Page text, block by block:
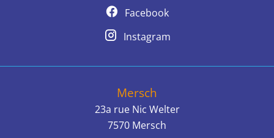
Facebook
Instagram
Mersch
23a rue Nic Welter
7570 Mersch